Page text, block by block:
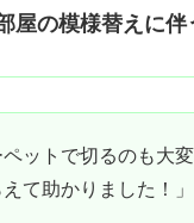
屋の模様替えに伴
ペットで切るのも大
て助かりました！」